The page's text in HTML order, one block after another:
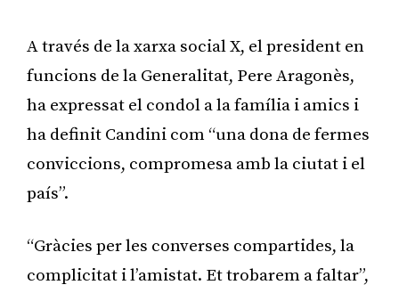
A través de la xarxa social X, el president en
funcions de la Generalitat, Pere Aragonès,
ha expressat el condol a la família i amics i
ha definit Candini com “una dona de fermes
conviccions, compromesa amb la ciutat i el
país”.
“Gràcies per les converses compartides, la
complicitat i l’amistat. Et trobarem a faltar”,